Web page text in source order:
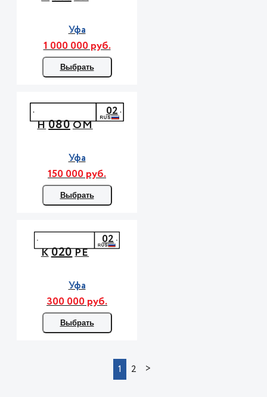
Уфа
1 000 000 руб.
Выбрать
Н080ОМ
02
Уфа
150 000 руб.
Выбрать
К020РЕ
02
Уфа
300 000 руб.
Выбрать
1 2 >